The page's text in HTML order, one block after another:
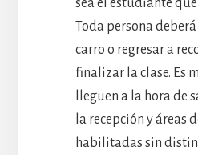
sea el estudiante
Toda persona
carro o regresar a
finalizar la clase. Es
lleguen a la hora de
la recepción y áreas
habilitadas sin